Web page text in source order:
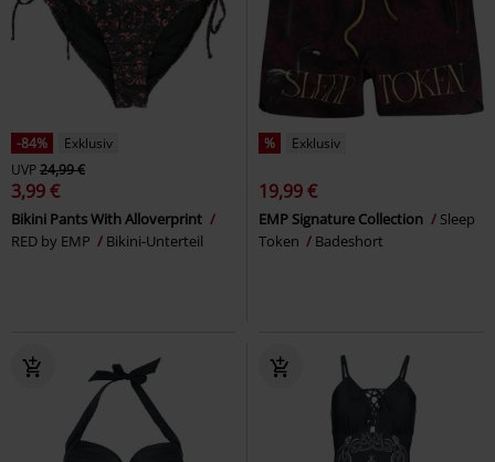
-84%
Exklusiv
UVP24,99 €
3,99 €
Bikini Pants With Alloverprint
RED by EMP
Bikini-Unterteil
% Exklusiv
19,99 €
EMP Signature Collection
Sleep
Token
Badeshort